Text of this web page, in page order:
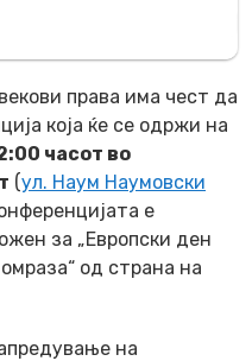
права има чест да
која ќе се одржи на
часот во
(ул. Наум Наумовски
е
за „Европски ден
од страна на
на